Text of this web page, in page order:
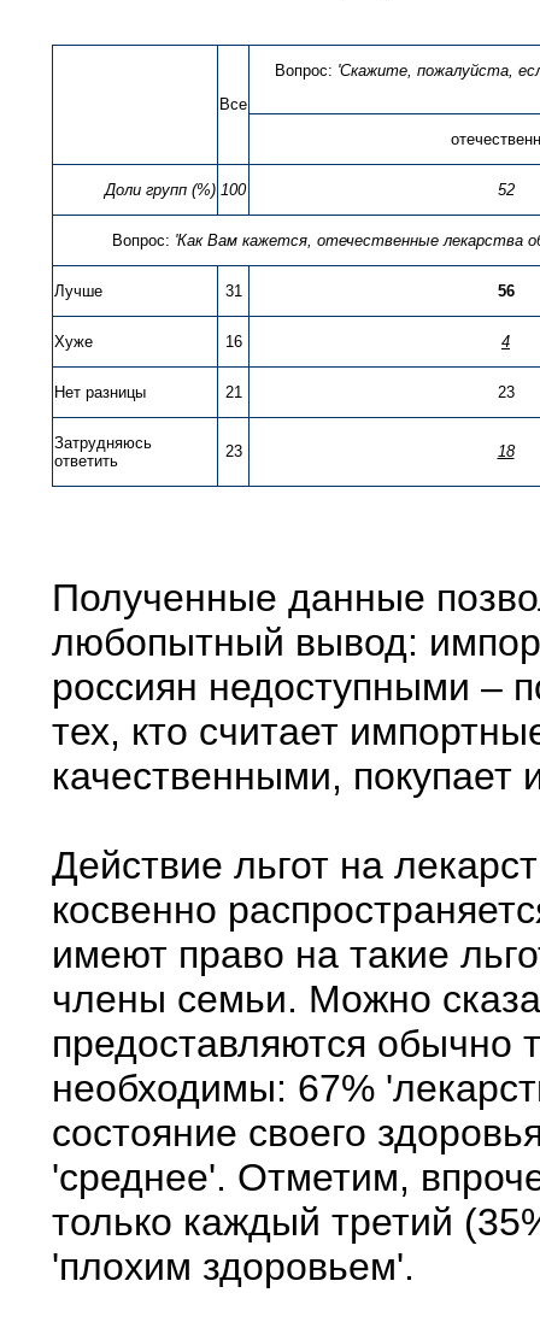
Все
Вопрос: 'Скажите, пожалуйста,
Доли групп (%) 100 52
Вопрос: 'Как Вам кажется, отечественные лекарства
Лучше 31 56
Хуже 16 4
Нет разницы 21 23
Затрудняюсь
ответить
23 18
Полученные данные
любопытный вывод:
россиян недоступными –
тех, кто считает
качественными, покупает
Действие льгот на
косвенно
имеют право на такие
члены семьи. Можно
предоставляются обычно
необходимы: 67%
состояние своего
'среднее'. Отметим,
только каждый третий
'плохим здоровьем'.